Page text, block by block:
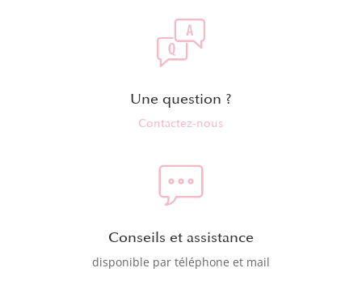
Une question ?
Contactez-nous
Conseils et assistance
disponible par téléphone et mail